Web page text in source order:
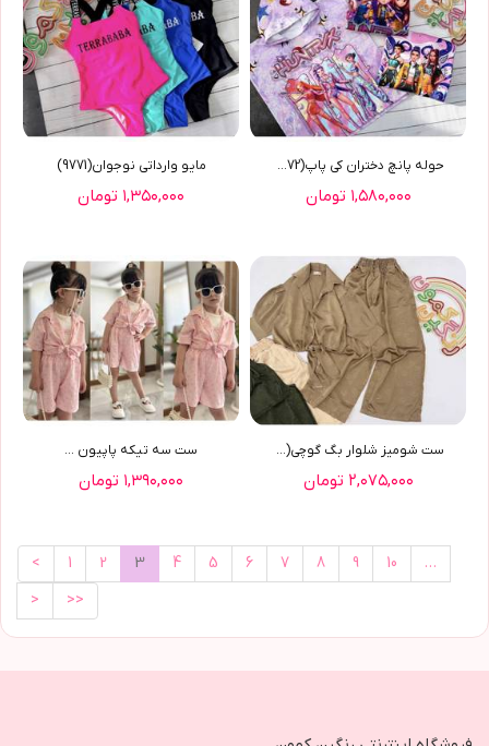
حوله پانچ دختران کی پاپ(9772)
۱,۵۸۰,۰۰۰ تومان
مایو وارداتی نوجوان(9771)
۱,۳۵۰,۰۰۰ تومان
ست شومیز شلوار بگ گوچی(9770)
۲,۰۷۵,۰۰۰ تومان
ست سه تیکه پاپیون ...
۱,۳۹۰,۰۰۰ تومان
< 1 2 3 4 5 6 7 8 9 10
…
>
>>